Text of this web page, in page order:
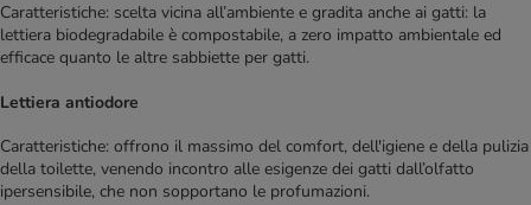
Caratteristiche: scelta vicina all’ambiente e gradita anche ai gatti: la
lettiera biodegradabile è compostabile, a zero impatto ambientale ed
efficace quanto le altre sabbiette per gatti.
Lettiera antiodore
Caratteristiche: offrono il massimo del comfort, dell'igiene e della pulizia
della toilette, venendo incontro alle esigenze dei gatti dall’olfatto
ipersensibile, che non sopportano le profumazioni.